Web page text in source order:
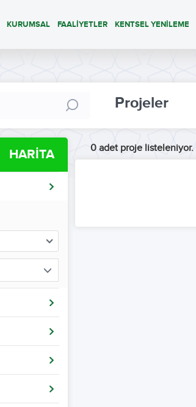
KURUMSAL FAALİYETLER KENTSEL YENİLEME
Projeler
HARİTA 0 adet proje listeleniyor.